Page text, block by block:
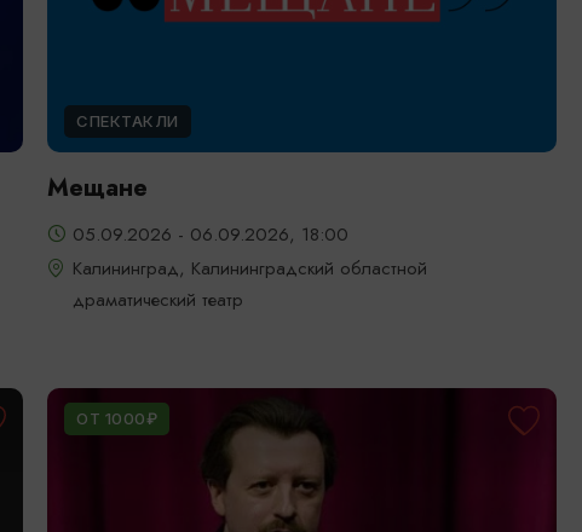
СПЕКТАКЛИ
Мещане
05.09.2026 - 06.09.2026, 18:00
Калининград, Калининградский областной
драматический театр
ОТ 1000₽